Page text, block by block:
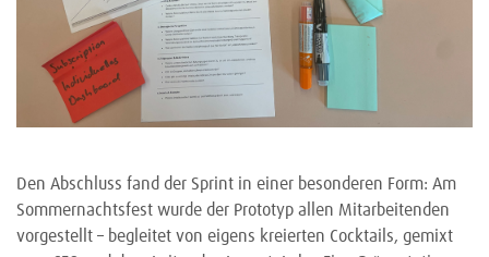
Den Abschluss fand der Sprint in einer besonderen Form: Am
Sommernachtsfest wurde der Prototyp allen Mitarbeitenden
vorgestellt – begleitet von eigens kreierten Cocktails, gemixt